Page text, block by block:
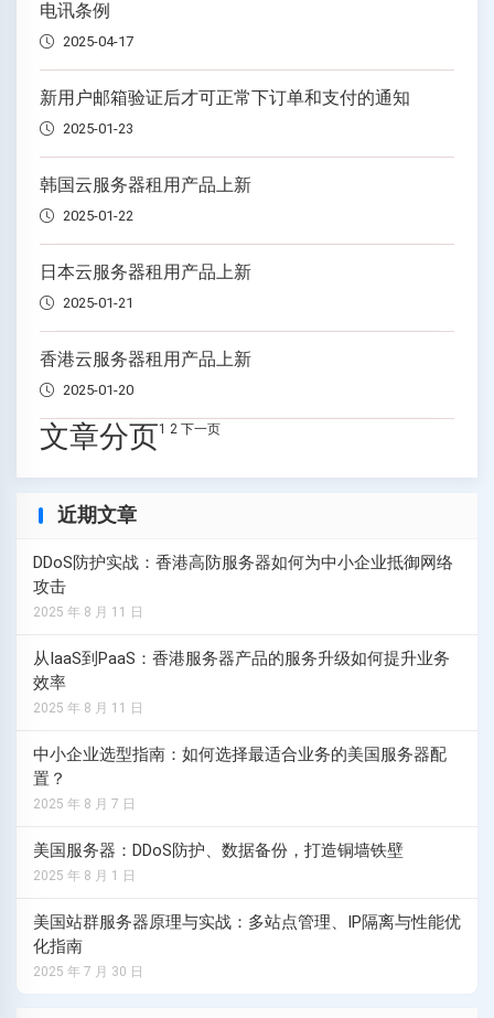
电讯条例
2025-04-17
新用户邮箱验证后才可正常下订单和支付的通知
2025-01-23
韩国云服务器租用产品上新
2025-01-22
日本云服务器租用产品上新
2025-01-21
香港云服务器租用产品上新
2025-01-20
文章分页1 2 下一页
近期文章
DDoS防护实战：香港高防服务器如何为中小企业抵御网络
攻击
2025 年 8 月 11 日
从IaaS到PaaS：香港服务器产品的服务升级如何提升业务
效率
2025 年 8 月 11 日
中小企业选型指南：如何选择最适合业务的美国服务器配
置？
2025 年 8 月 7 日
美国服务器：DDoS防护、数据备份，打造铜墙铁壁
2025 年 8 月 1 日
美国站群服务器原理与实战：多站点管理、IP隔离与性能优
化指南
2025 年 7 月 30 日